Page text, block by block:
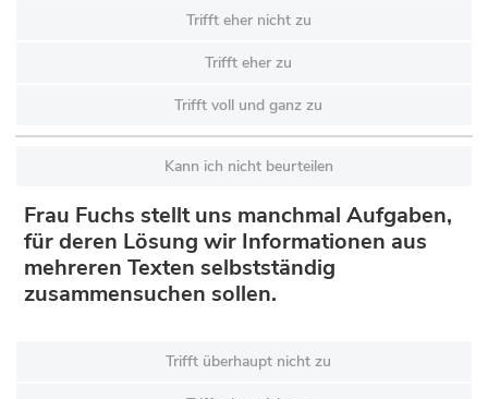
Trifft eher nicht zu
Trifft eher zu
Trifft voll und ganz zu
Kann ich nicht beurteilen
Frau Fuchs stellt uns manchmal Aufgaben,
für deren Lösung wir Informationen aus
mehreren Texten selbstständig
zusammensuchen sollen.
Trifft überhaupt nicht zu